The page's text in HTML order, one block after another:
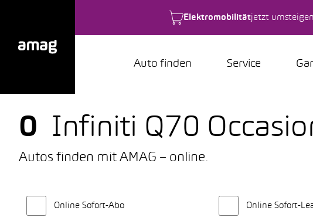
Elektromobilitätjetzt umsteigen
Auto finden Service
0 Infiniti Q70
Autos finden mit AMAG – online.
Online Sofort-Abo Online Sofort-